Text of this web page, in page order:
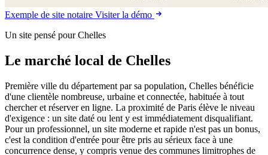
Exemple de site notaire Visiter la démo
Un site pensé pour Chelles
Le marché local de Chelles
Première ville du département par sa population, Chelles bénéficie
d'une clientèle nombreuse, urbaine et connectée, habituée à tout
chercher et réserver en ligne. La proximité de Paris élève le niveau
d'exigence : un site daté ou lent y est immédiatement disqualifiant.
Pour un professionnel, un site moderne et rapide n'est pas un bonus,
c'est la condition d'entrée pour être pris au sérieux face à une
concurrence dense, y compris venue des communes limitrophes de